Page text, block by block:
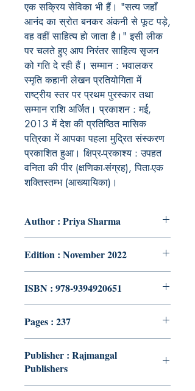
एक सक्रिय सेविका भी हैं। "सत्य जहाँ
आनंद का स्रोत बनकर अंकनी से फूट पड़े,
वह वहीं साहित्य हो जाता है।" इसी लीक
पर चलते हुए आप निरंतर साहित्य सृजन
को गति दे रही हैं। सम्मान : भवालकर
स्मृति कहानी लेखन प्रतियोगिता में
राष्ट्रीय स्तर पर प्रथम पुरस्कार तथा
सम्मान राशि अर्जित। प्रकाशन : मई,
2013 में देश की प्रतिष्ठित मासिक
पत्रिका में आपका पहला मुद्रित संस्करण
प्रकाशित हुआ। क्षिप्र-प्रकाश्य : उपहत
वनिता की पीर (क्षणिका-संग्रह), पिता-एक
शक्तिस्तम्भ (आख्यायिका)।
Author : Priya Sharma
Edition : November 2022
ISBN : 978-9394920651
Pages : 237
Publisher : Rajmangal
Publishers